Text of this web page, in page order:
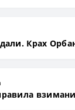
Крах